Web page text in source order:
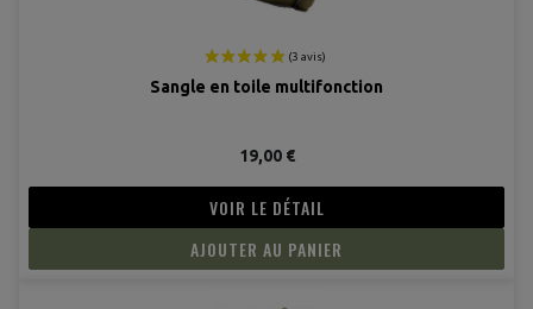
Sangle en toile multifonction
19,00 €
VOIR LE DÉTAIL
AJOUTER AU PANIER